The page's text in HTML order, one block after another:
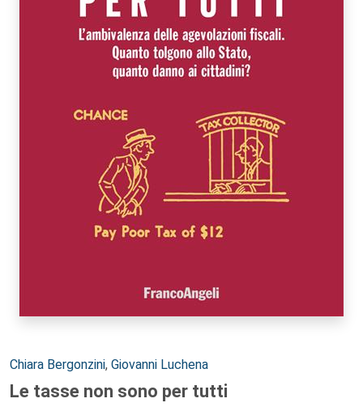
Autori:
Chiara Bergonzini, Giovanni Luchena
Le tasse non sono per tutti